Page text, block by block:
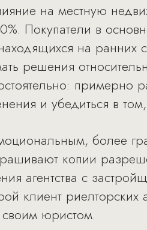
на местную
Покупатели в
на ранних
решения
примерно
и убедиться в том,
более
копии
агентства с
клиент риелторских
своим юристом.